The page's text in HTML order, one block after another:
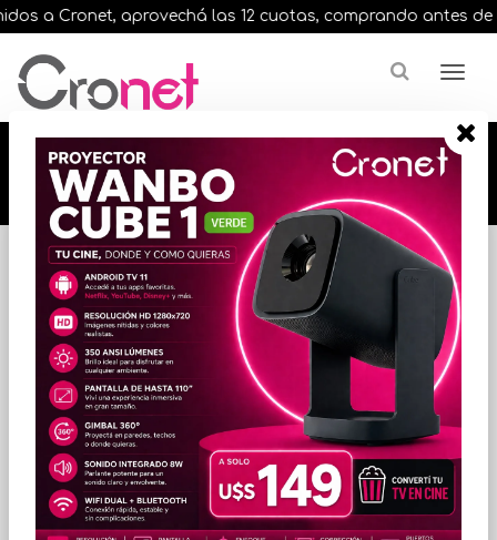
a Cronet, aprovechá las 12 cuotas, comprando antes de
🔥🔥🔥 12 cuotas, en todos nuestros artículos,
comprando antes de las 13 hrs. envíos en el
día 🔥🔥🔥
Inicio Marca
ORDENAR
FILTRAR POR